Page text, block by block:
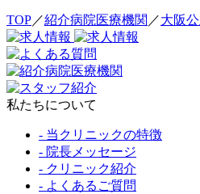
TOP／紹介病院医療機関 ／大阪
私たちについて
- 当クリニックの特徴
- 院長メッセージ
- クリニック紹介
- よくあるご質問